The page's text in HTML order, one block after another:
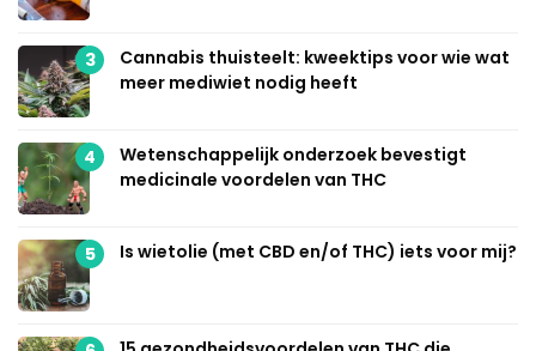
3
Cannabis thuisteelt: kweektips voor wie wat
meer mediwiet nodig heeft
4
Wetenschappelijk onderzoek bevestigt
medicinale voordelen van THC
5 Is wietolie (met CBD en/of THC) iets voor mij?